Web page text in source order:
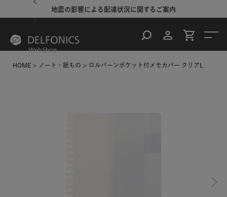
地震の影響による配達状況に関するご案内
HOME ノート・紙もの ロルバーンポケット付メモカバー クリアL